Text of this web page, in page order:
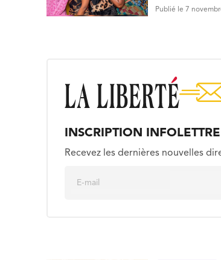
Publié le 7
INSCRIPTION INFOLETTRE
Recevez les dernières nouvelles